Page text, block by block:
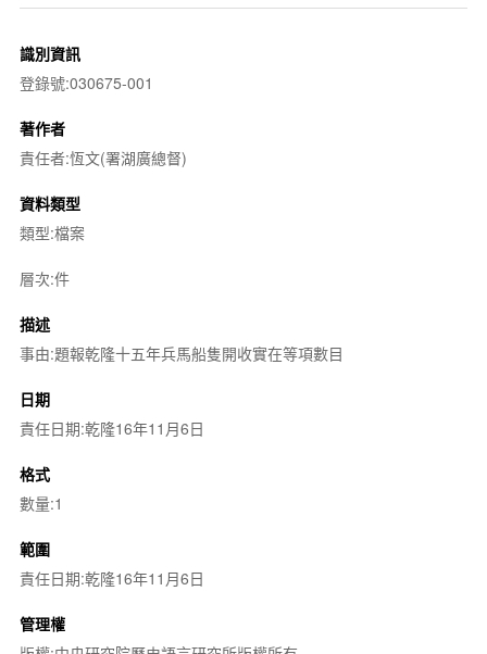
識別資訊
登錄號:030675-001
著作者
責任者:恆文(署湖廣總督)
資料類型
類型:檔案
層次:件
描述
事由:題報乾隆十五年兵馬船隻開收實在等項數目
日期
責任日期:乾隆16年11月6日
格式
數量:1
範圍
責任日期:乾隆16年11月6日
管理權